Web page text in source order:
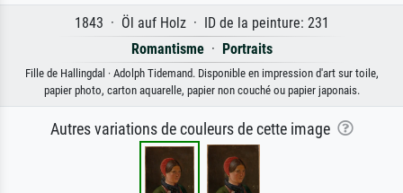
1843 · Öl auf Holz · ID de la peinture: 231
Romantisme· Portraits
Fille de Hallingdal · Adolph Tidemand. Disponible en impression d'art sur toile,
papier photo, carton aquarelle, papier non couché ou papier japonais.
Autres variations de couleurs de cette image